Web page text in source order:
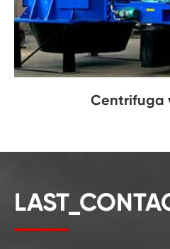
Centrifuga